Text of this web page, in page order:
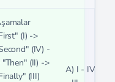
(I) ->
(IV) -
"Then" (II) ->
(III)
A) I - IV - II